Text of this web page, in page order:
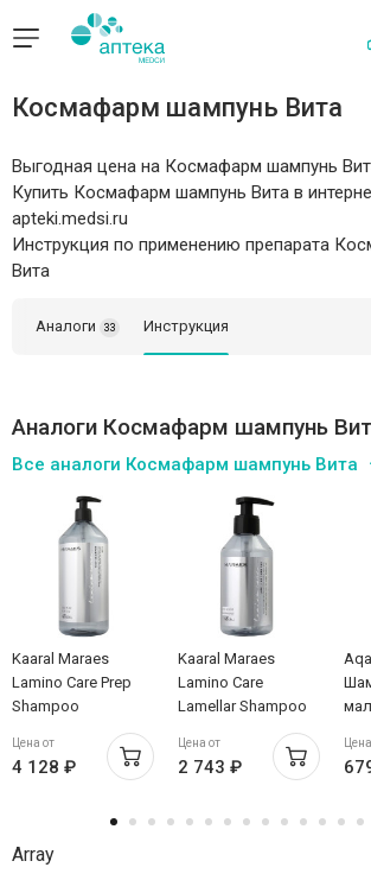
Космафарм шампунь Вита
Выгодная цена на Космафарм шампунь
Купить Космафарм шампунь Вита в
apteki.medsi.ru
Инструкция по применению препарата
Вита
Аналоги 33 Инструкция
Аналоги Космафарм шампунь
Все аналоги Космафарм шампунь Вита
Kaaral Maraes
Lamino Care Prep
Shampoo
Подготовительный
хелатирующий
шампунь 1000мл
Цена от
4 128 ₽
Kaaral Maraes
Lamino Care
Lamellar Shampoo
шампунь после
процедуры
250мл
Цена от
2 743 ₽
Array